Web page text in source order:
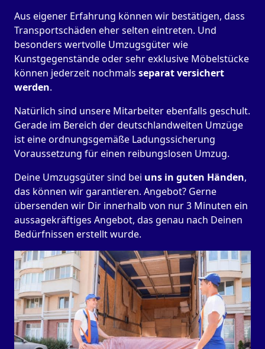
Aus eigener Erfahrung können wir bestätigen, dass
Transportschäden eher selten eintreten. Und
besonders wertvolle Umzugsgüter wie
Kunstgegenstände oder sehr exklusive Möbelstücke
können jederzeit nochmals separat versichert
werden.
Natürlich sind unsere Mitarbeiter ebenfalls geschult.
Gerade im Bereich der deutschlandweiten Umzüge
ist eine ordnungsgemäße Ladungssicherung
Voraussetzung für einen reibungslosen Umzug.
Deine Umzugsgüter sind bei uns in guten Händen,
das können wir garantieren. Angebot? Gerne
übersenden wir Dir innerhalb von nur 3 Minuten ein
aussagekräftiges Angebot, das genau nach Deinen
Bedürfnissen erstellt wurde.